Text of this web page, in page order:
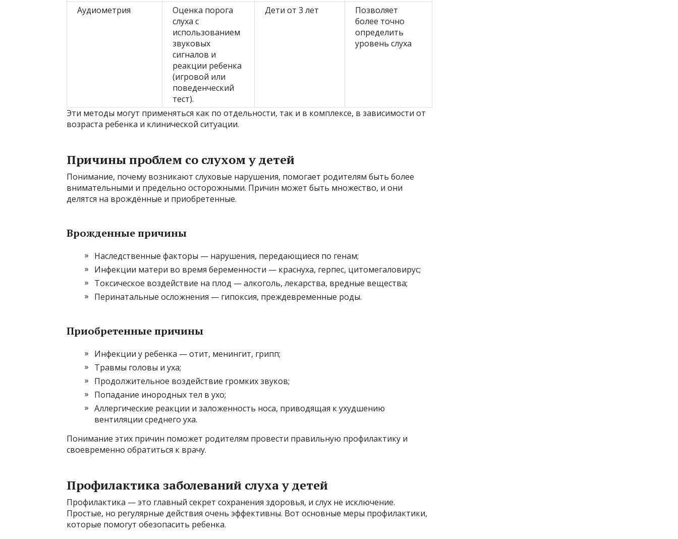
Аудиометрия
Оценка порога
слуха с
использованием
звуковых
сигналов и
реакции ребенка
(игровой или
поведенческий
тест).
Дети от 3 лет
Позволяет
более точно
определить
уровень слуха
Эти методы могут применяться как по отдельности, так и в комплексе, в зависимости от
возраста ребенка и клинической ситуации.
Причины проблем со слухом у детей
Понимание, почему возникают слуховые нарушения, помогает родителям быть более
внимательными и предельно осторожными. Причин может быть множество, и они
делятся на врождённые и приобретенные.
Врожденные причины
Наследственные факторы — нарушения, передающиеся по генам;
Инфекции матери во время беременности — краснуха, герпес, цитомегаловирус;
Токсическое воздействие на плод — алкоголь, лекарства, вредные вещества;
Перинатальные осложнения — гипоксия, преждевременные роды.
Приобретенные причины
Инфекции у ребенка — отит, менингит, грипп;
Травмы головы и уха;
Продолжительное воздействие громких звуков;
Попадание инородных тел в ухо;
Аллергические реакции и заложенность носа, приводящая к ухудшению
вентиляции среднего уха.
Понимание этих причин поможет родителям провести правильную профилактику и
своевременно обратиться к врачу.
Профилактика заболеваний слуха у детей
Профилактика — это главный секрет сохранения здоровья, и слух не исключение.
Простые, но регулярные действия очень эффективны. Вот основные меры профилактики,
которые помогут обезопасить ребенка.